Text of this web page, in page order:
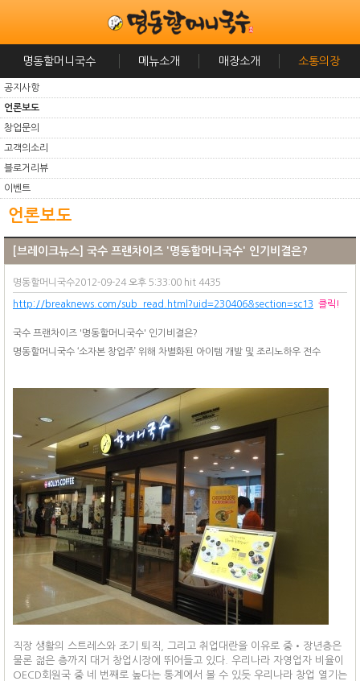
명동할머니국수 메뉴소개 매장소개 소통의장
공지사항
언론보도
창업문의
고객의소리
블로거리뷰
이벤트
언론보도
[브레이크뉴스] 국수 프랜차이즈 '명동할머니국수' 인기비결은?
명동할머니국수2012-09-24 오후 5:33:00 hit 4435
http://breaknews.com/sub_read.html?uid=230406&section=sc13 클릭!
국수 프랜차이즈 '명동할머니국수' 인기비결은?
명동할머니국수 ‘소자본 창업주’ 위해 차별화된 아이템 개발 및 조리노하우 전수
직장 생활의 스트레스와 조기 퇴직, 그리고 취업대란을 이유로 중•장년층은
물론 젊은 층까지 대거 창업시장에 뛰어들고 있다. 우리나라 자영업자 비율이
OECD회원국 중 네 번째로 높다는 통계에서 볼 수 있듯 우리나라 창업 열기는